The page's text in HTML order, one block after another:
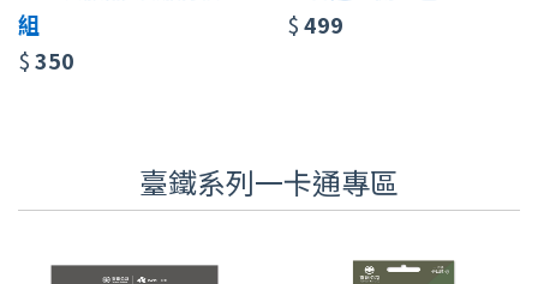
組
$350
$499
臺鐵系列一卡通專區